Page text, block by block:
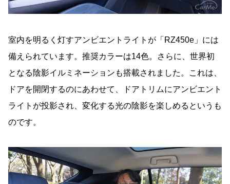
室内を明るく灯すアンビエントライトが「RZ450e」には
備えられています。推奨カラーは14色。さらに、世界初
となる陰影イルミネーションも搭載されました。これは、
ドアを開閉するのにあわせて、ドアトリムにアンビエント
ライトが投影され、変化する光の陰影を楽しめるというも
のです。